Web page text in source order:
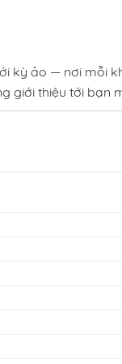
kỳ ảo — nơi mỗi
giới thiệu tới bạn
hay kinh dị rợn
Hoàng Phiên Mời